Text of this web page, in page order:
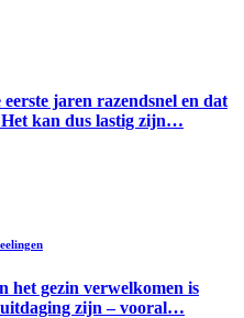
jaren razendsnel en dat
kan dus lastig zijn…
het gezin verwelkomen is
uitdaging zijn – vooral…